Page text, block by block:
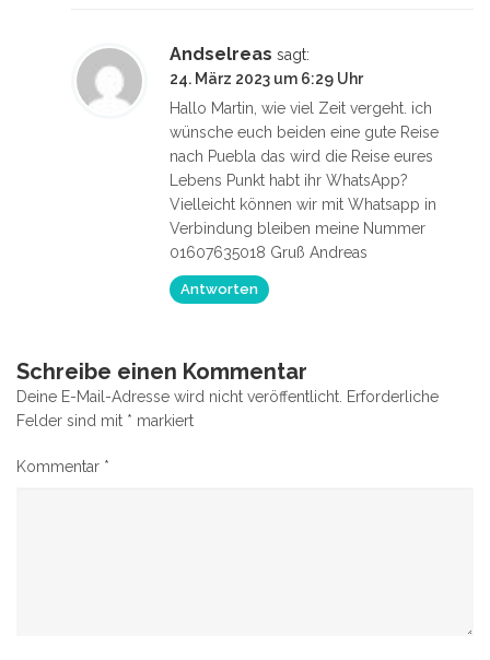
Andselreas sagt:
24. März 2023 um 6:29 Uhr
Hallo Martin, wie viel Zeit vergeht. ich
wünsche euch beiden eine gute Reise
nach Puebla das wird die Reise eures
Lebens Punkt habt ihr WhatsApp?
Vielleicht können wir mit Whatsapp in
Verbindung bleiben meine Nummer
01607635018 Gruß Andreas
Antworten
Schreibe einen Kommentar
Deine E-Mail-Adresse wird nicht veröffentlicht. Erforderliche
Felder sind mit * markiert
Kommentar *